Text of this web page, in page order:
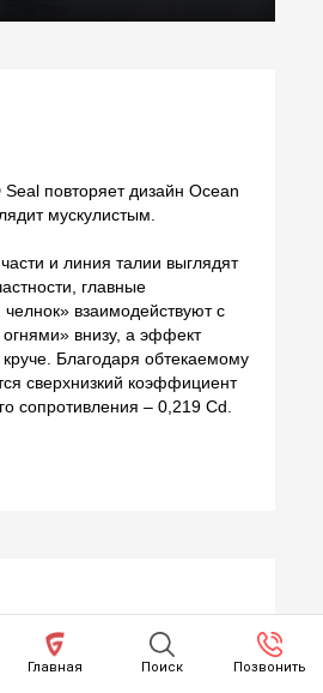
Главная Поиск Позвонить
повторяет дизайн Ocean
мускулистым.
и линия талии выглядят
главные
взаимодействуют с
внизу, а эффект
Благодаря обтекаемому
сверхнизкий коэффициент
сопротивления – 0,219 Cd.